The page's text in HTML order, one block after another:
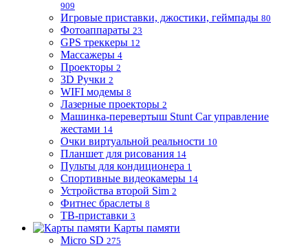
909
Игровые приставки, джостики, геймпады 80
Фотоаппараты 23
GPS треккеры 12
Массажеры 4
Проекторы 2
3D Ручки 2
WIFI модемы 8
Лазерные проекторы 2
Машинка-перевертыш Stunt Car управление
жестами 14
Очки виртуальной реальности 10
Планшет для рисования 14
Пульты для кондиционера 1
Спортивные видеокамеры 14
Устройства второй Sim 2
Фитнес браслеты 8
ТВ-приставки 3
Карты памяти
Micro SD 275